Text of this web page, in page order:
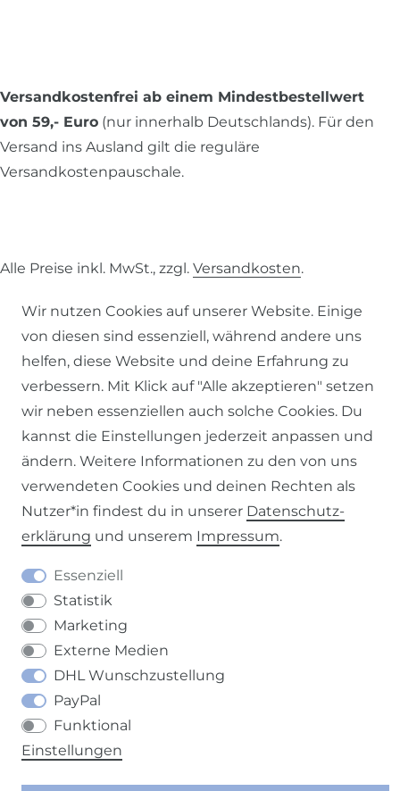
Versandkostenfrei ab einem Mindestbestellwert
von 59,- Euro (nur innerhalb Deutschlands). Für den
Versand ins Ausland gilt die reguläre
Versandkostenpauschale.
Alle Preise inkl. MwSt., zzgl. Versandkosten.
© 2026 SCHÖNER LEBEN.
Impressum Daten­schutz­erklärung AGB
Barrierefreiheitserklärung Widerrufs­recht
VERTRAG WIDERRUFEN
Wir nutzen Cookies auf unserer Website. Einige
von diesen sind essenziell, während andere uns
helfen, diese Website und deine Erfahrung zu
verbessern. Mit Klick auf "Alle akzeptieren" setzen
wir neben essenziellen auch solche Cookies. Du
kannst die Einstellungen jederzeit anpassen und
ändern. Weitere Informationen zu den von uns
verwendeten Cookies und deinen Rechten als
Nutzer*in findest du in unserer Daten­schutz­
erklärung und unserem Impressum.
Essenziell
Statistik
Marketing
Externe Medien
DHL Wunschzustellung
PayPal
Funktional
Einstellungen